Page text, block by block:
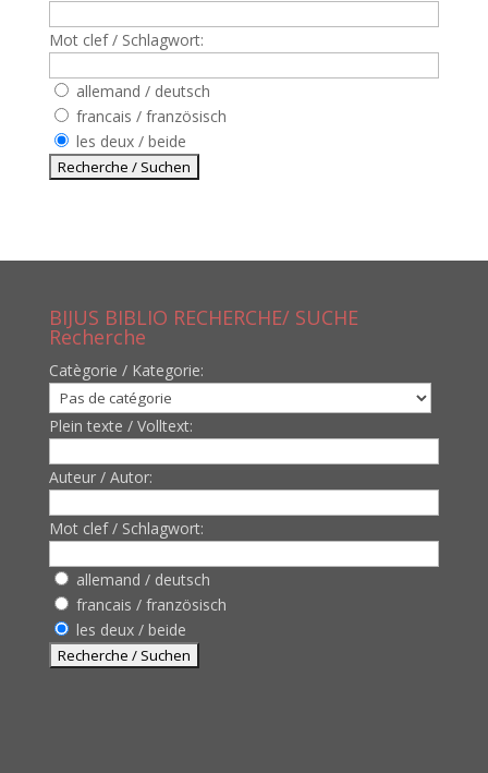
Mot clef / Schlagwort:
allemand / deutsch
francais / französisch
les deux / beide
BIJUS BIBLIO RECHERCHE/ SUCHE
Recherche
Catègorie / Kategorie:
Plein texte / Volltext:
Auteur / Autor:
Mot clef / Schlagwort:
allemand / deutsch
francais / französisch
les deux / beide